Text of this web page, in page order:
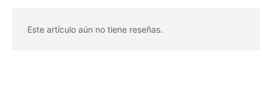
Este artículo aún no tiene reseñas.